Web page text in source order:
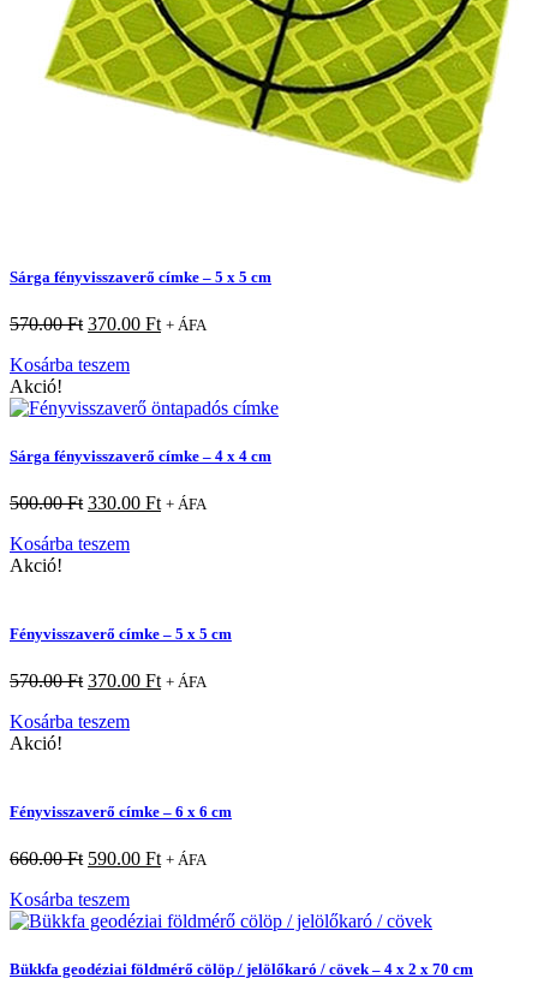
Sárga fényvisszaverő címke – 5 x 5 cm
570.00Ft 370.00 Ft + ÁFA
Kosárba teszem
Akció!
Sárga fényvisszaverő címke – 4 x 4 cm
500.00Ft 330.00 Ft + ÁFA
Kosárba teszem
Akció!
Fényvisszaverő címke – 5 x 5 cm
570.00Ft 370.00 Ft + ÁFA
Kosárba teszem
Akció!
Fényvisszaverő címke – 6 x 6 cm
660.00Ft 590.00 Ft + ÁFA
Kosárba teszem
Bükkfa geodéziai földmérő cölöp / jelölőkaró / cövek – 4 x 2 x 70 cm